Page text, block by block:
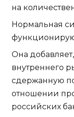
на
Нормальная
Она
внутреннего
сдержанную
отношении
российских